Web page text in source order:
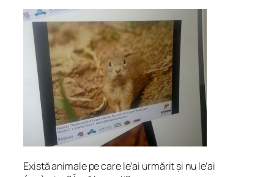
Există animale pe care le’ai urmărit și nu le’ai